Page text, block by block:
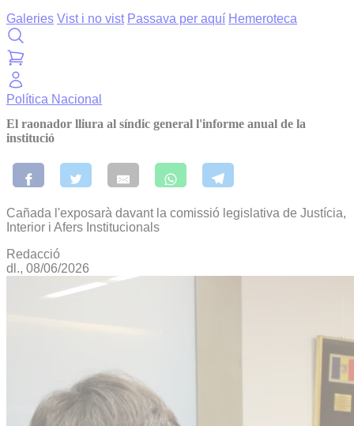
Galeries Vist i no vist Passava per aquí Hemeroteca
Política Nacional
El raonador lliura al síndic general l'informe anual de la
institució
Cañada l'exposarà davant la comissió legislativa de Justícia,
Interior i Afers Institucionals
Redacció
dl., 08/06/2026